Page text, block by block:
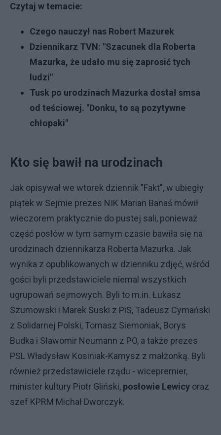
Czytaj w temacie:
Czego nauczył nas Robert Mazurek
Dziennikarz TVN: "Szacunek dla Roberta
Mazurka, że udało mu się zaprosić tych
ludzi"
Tusk po urodzinach Mazurka dostał smsa
od teściowej. "Donku, to są pozytywne
chłopaki"
Kto się bawił na urodzinach
Jak opisywał we wtorek dziennik "Fakt", w ubiegły
piątek w Sejmie prezes NIK Marian Banaś mówił
wieczorem praktycznie do pustej sali, ponieważ
część posłów w tym samym czasie bawiła się na
urodzinach dziennikarza Roberta Mazurka. Jak
wynika z opublikowanych w dzienniku zdjęć, wśród
gości byli przedstawiciele niemal wszystkich
ugrupowań sejmowych. Byli to m.in. Łukasz
Szumowski i Marek Suski z PiS, Tadeusz Cymański
z Solidarnej Polski, Tomasz Siemoniak, Borys
Budka i Sławomir Neumann z PO, a także prezes
PSL Władysław Kosiniak-Kamysz z małżonką. Byli
również przedstawiciele rządu - wicepremier,
minister kultury Piotr Gliński, posłowie Lewicy oraz
szef KPRM Michał Dworczyk.